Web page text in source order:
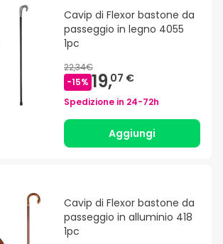
Cavip di Flexor bastone da
passeggio in legno 4055
1pc
22,34€
-15% 19,07 €
Spedizione in 24-72h
Aggiungi
Cavip di Flexor bastone da
passeggio in alluminio 418
1pc